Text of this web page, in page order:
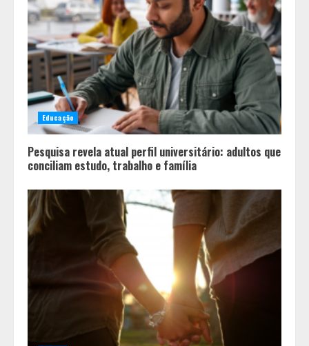
Educação
Pesquisa revela atual perfil universitário: adultos que
conciliam estudo, trabalho e família